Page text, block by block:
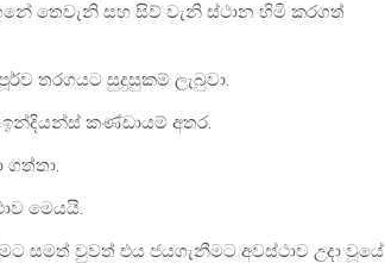
තෙවැනි සහ සිව් වැනි ස්ථාන හිමි කරගත්
තරගයට සුදුසුකම් ලැබුවා.
ඉන්දියන්ස් කණ්ඩායම් අතර.
ගත්තා.
මෙයයි.
සමත් වුවත් එය ජයගැනීමට අවස්ථාව උදා වූයේ